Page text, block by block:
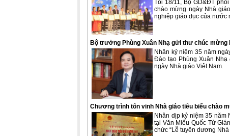
Tối 18/11, Bộ GD&ĐT
chào mừng ngày Nhà
nghiệp giáo dục của nước
Bộ trưởng Phùng Xuân Nhạ gửi thư chúc mừng
Nhân kỷ niệm 35 năm
Đào tạo Phùng Xuân
ngày Nhà giáo Việt Nam.
Chương trình tôn vinh Nhà giáo tiêu biểu chào
Nhân dịp kỷ niệm 35 năm
tại Văn Miếu Quốc Tử
chức “Lễ tuyên dương